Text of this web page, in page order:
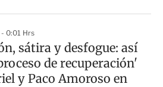
0:01 Hrs
sátira y desfogue: así
de recuperación'
y Paco Amoroso en